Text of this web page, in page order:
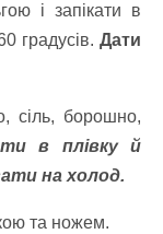
і запікати в
градусів. Дати
сіль, борошно,
в плівку й
на холод.
та ножем.